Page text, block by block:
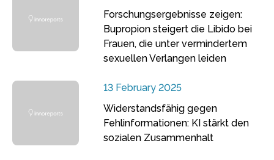
Forschungsergebnisse zeigen:
Bupropion steigert die Libido bei
Frauen, die unter vermindertem
sexuellen Verlangen leiden
13 February 2025
Widerstandsfähig gegen
Fehlinformationen: KI stärkt den
sozialen Zusammenhalt